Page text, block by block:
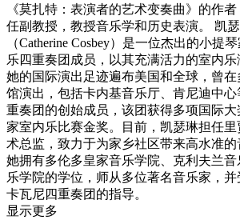
《莫扎特：表演者的艺术变奏曲》的作
任副教授，教授音乐学和历史表演。 凯瑟
（Catherine Cosbey）是一位杰出的小提
乐四重奏团成员，以其充满活力的室内乐
她的国际演出足迹遍布美国和全球，曾
馆演出，包括卡内基音乐厅、肯尼迪中
重奏团的创始成员，该团获得多项国际
家室内乐比赛金奖。目前，凯瑟琳担任
术总监，致力于为家乡社区带来高水准的
她拥有多伦多皇家音乐学院、克利夫兰
乐学院的学位，师从多位著名音乐家，
卡瓦尼四重奏团的指导。
显示更多